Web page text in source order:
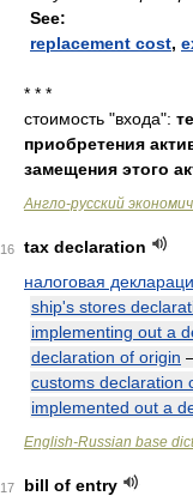
See:
replacement cost,
* * *
стоимость "входа":
приобретения
замещения этого
Англо-русский
16
tax declaration
налоговая
ship's stores
implementing out a
declaration of origin
customs declaration
implemented out a
English-Russian base
17
bill of entry